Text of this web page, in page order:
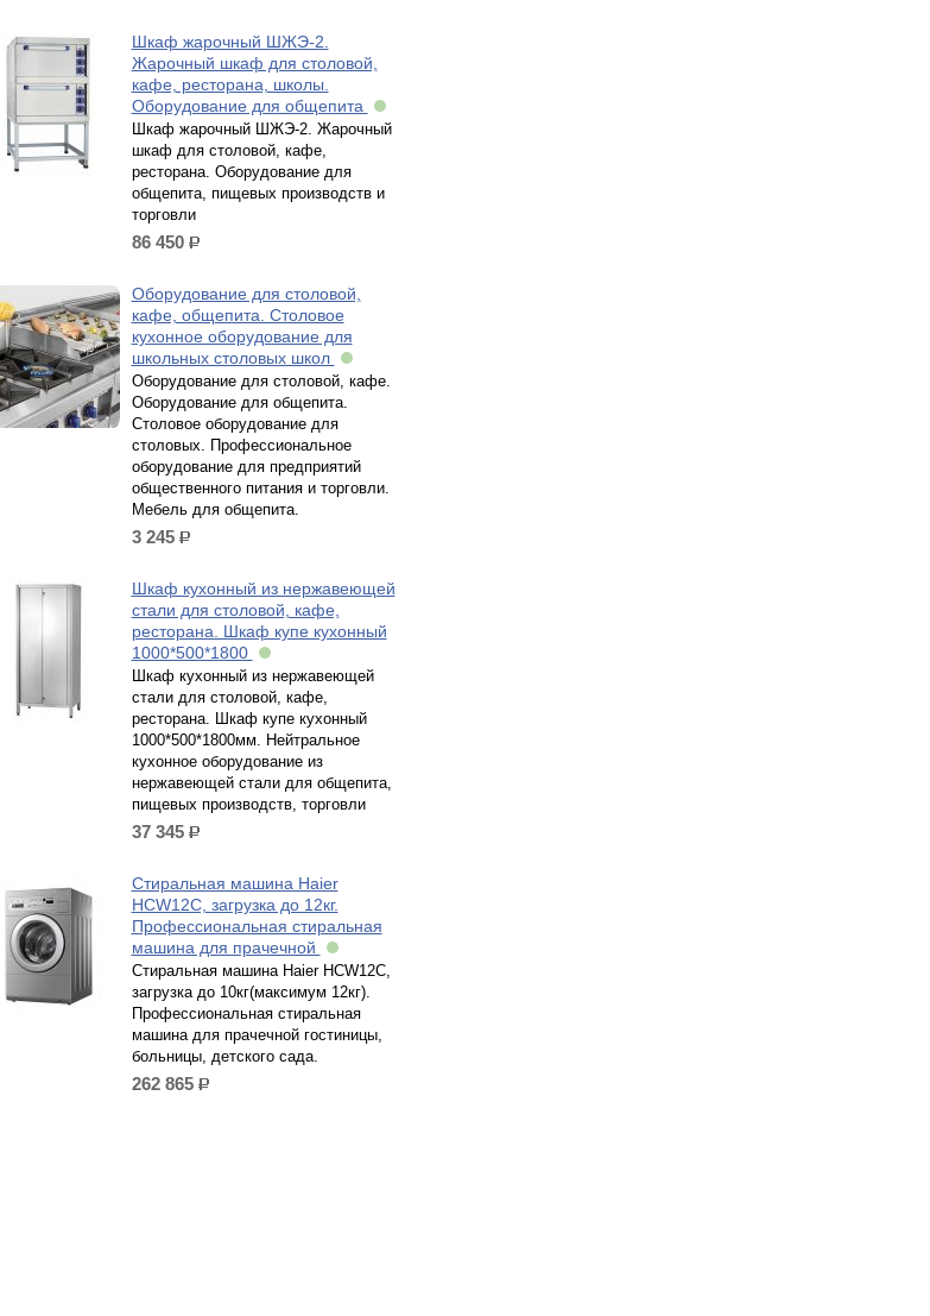
Шкаф жарочный ШЖЭ-2.
Жарочный шкаф для столовой,
кафе, ресторана, школы.
Оборудование для общепита
Шкаф жарочный ШЖЭ-2. Жарочный
шкаф для столовой, кафе,
ресторана. Оборудование для
общепита, пищевых производств и
торговли
86 450 р.
Оборудование для столовой,
кафе, общепита. Столовое
кухонное оборудование для
школьных столовых школ
Оборудование для столовой, кафе.
Оборудование для общепита.
Столовое оборудование для
столовых. Профессиональное
оборудование для предприятий
общественного питания и торговли.
Мебель для общепита.
3 245 р.
Шкаф кухонный из нержавеющей
стали для столовой, кафе,
ресторана. Шкаф купе кухонный
1000*500*1800
Шкаф кухонный из нержавеющей
стали для столовой, кафе,
ресторана. Шкаф купе кухонный
1000*500*1800мм. Нейтральное
кухонное оборудование из
нержавеющей стали для общепита,
пищевых производств, торговли
37 345 р.
Стиральная машина Haier
HCW12C, загрузка до 12кг.
Профессиональная стиральная
машина для прачечной
Стиральная машина Haier HCW12C,
загрузка до 10кг(максимум 12кг).
Профессиональная стиральная
машина для прачечной гостиницы,
больницы, детского сада.
262 865 р.